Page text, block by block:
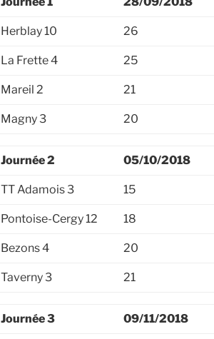
Herblay 10 26
La Frette 4 25
Mareil 2 21
Magny 3 20
Journée 2 05/10/2018
TT Adamois 3 15
Pontoise-Cergy 12 18
Bezons 4 20
Taverny 3 21
Journée 3 09/11/2018